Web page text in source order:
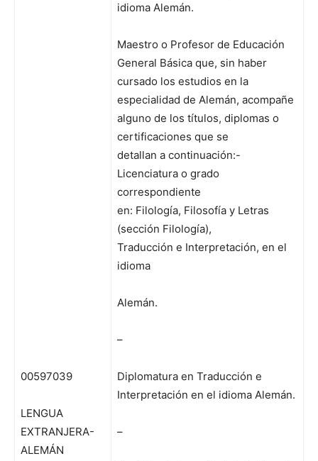
00597039
LENGUA
EXTRANJERA-
ALEMÁN
idioma Alemán. 
Maestro o Profesor de Educación
General Básica que, sin haber
cursado los estudios en la
especialidad de Alemán, acompañe
alguno de los títulos, diplomas o
certificaciones que se
detallan a continuación:-
Licenciatura o grado
correspondiente
en: Filología, Filosofía y Letras
(sección Filología),
Traducción e Interpretación, en el
idioma
Alemán.
–
Diplomatura en Traducción e
Interpretación en el idioma Alemán.
–